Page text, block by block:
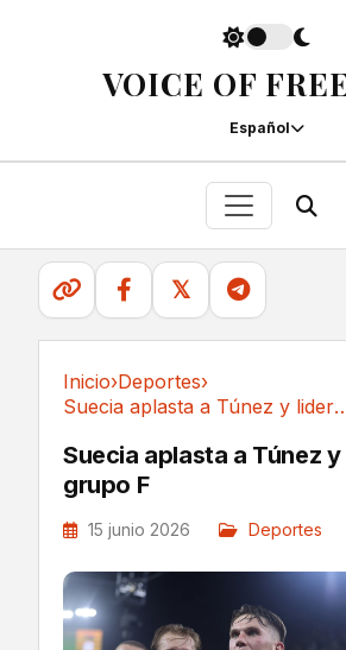
VOICE OF
Español
𝕏
Inicio›Deportes›
Suecia aplasta a
Suecia aplasta a Túnez
grupo F
15 junio 2026 Deportes